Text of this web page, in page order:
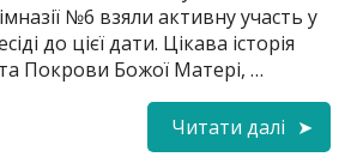
№6 взяли активну участь у
до цієї дати. Цікава історія
Покрови Божої Матері, …
Читати далі